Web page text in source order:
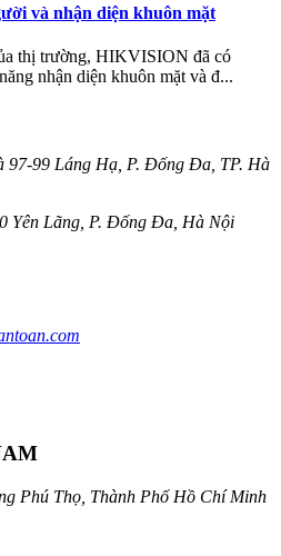
và nhận diện khuôn mặt
thị trường, HIKVISION đã có
nhận diện khuôn mặt và đ...
97-99 Láng Hạ, P. Đống Đa, TP. Hà
Yên Lãng, P. Đống Đa, Hà Nội
Phú Thọ, Thành Phố Hồ Chí Minh